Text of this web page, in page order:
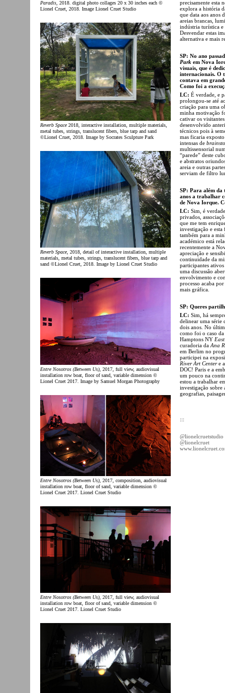
Paradis , 2018. digital photo collages 20 x 30 inches each ©
Lionel Cruet, 2018. Image Lionel Cruet Studio
Reverb Space2018, interactive installation, multiple materials,
metal tubes, strings, translucent fibers, blue tarp and sand
©Lionel Cruet, 2018. Image by Socrates Sculpture Park
Reverb Space, 2018, detail of interactive installation, multiple
materials, metal tubes, strings, translucent fibers, blue tarp and
sand ©Lionel Cruet, 2018. Image by Lionel Cruet Studio
Entre Nosotros (Between Us) , 2017, full view, audiovisual
installation row boat, floor of sand, variable dimension ©
Lionel Cruet 2017. Image by Samuel Morgan Photography
Entre Nosotros (Between Us), 2017, composition, audiovisual
installation row boat, floor of sand, variable dimension ©
Lionel Cruet 2017. Lionel Cruet Studio
Entre Nosotros (Between Us), 2017, full view, audiovisual
installation row boat, floor of sand, variable dimension ©
Lionel Cruet 2017. Lionel Cruet Studio
precisamente esta
explora a história
que data aos anos
areias brancas,
indústria turística e
Desvendar estas
alternativa e mais
SP: No ano
Park em Nova
visuais, que é
internacionais. O
contava em
Como foi a
LC: É verdade, e
prolongou-se até
criação para uma
minha motivação
cativar os
desenvolvido
técnicos pois à
mas ficaria
intensas de
multissensorial
“parede” deste
e abstratos
areia e outras
serviam de filtro
SP: Para além da
anos a trabalhar
de Nova Iorque.
LC: Sim, é
privados,
que me tem
investigação e
também para a
académico está
recentemente a
apreciação e
continuidade da
participantes
uma discussão
envolvimento e
processo acaba
mais gráfica.
SP: Queres
LC: Sim, há
delinear uma série
dois anos. No
como foi o caso da
Hamptons NY
curadoria da Ana
em Berlim no
participei na
River Art Centere
DOC! Paris e a
um pouco na
estou a trabalhar
investigação sobre
geografias,
:::
@lionelcruetstudio
@lionelcruet